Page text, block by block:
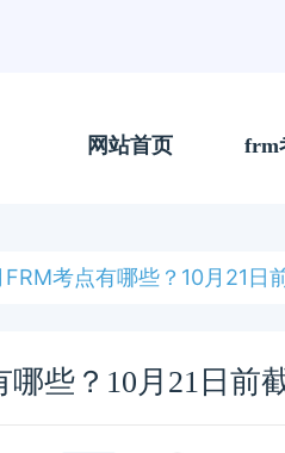
网站首页 frm
考点有哪些？10月21日
些？10月21日前